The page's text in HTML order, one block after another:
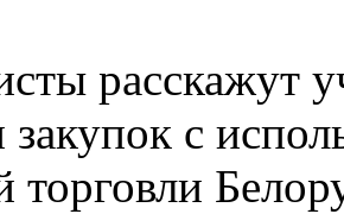
расскажут
с
торговли